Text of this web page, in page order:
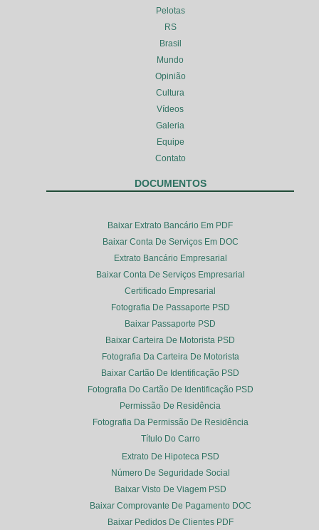
Pelotas
RS
Brasil
Mundo
Opinião
Cultura
Vídeos
Galeria
Equipe
Contato
DOCUMENTOS
Baixar Extrato Bancário Em PDF
Baixar Conta De Serviços Em DOC
Extrato Bancário Empresarial
Baixar Conta De Serviços Empresarial
Certificado Empresarial
Fotografia De Passaporte PSD
Baixar Passaporte PSD
Baixar Carteira De Motorista PSD
Fotografia Da Carteira De Motorista
Baixar Cartão De Identificação PSD
Fotografia Do Cartão De Identificação PSD
Permissão De Residência
Fotografia Da Permissão De Residência
Título Do Carro
Extrato De Hipoteca PSD
Número De Seguridade Social
Baixar Visto De Viagem PSD
Baixar Comprovante De Pagamento DOC
Baixar Pedidos De Clientes PDF